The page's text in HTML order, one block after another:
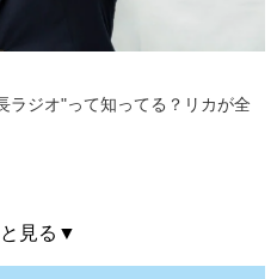
ラジオ"って知ってる？リカが全
見る▼